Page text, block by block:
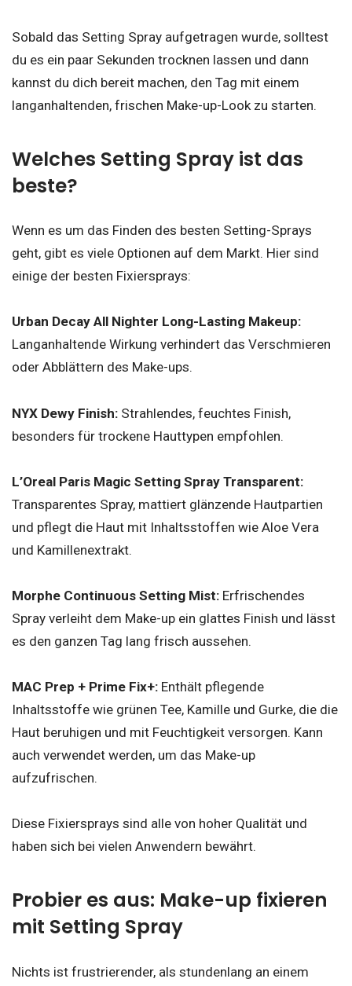
Sobald das Setting Spray aufgetragen wurde, solltest
du es ein paar Sekunden trocknen lassen und dann
kannst du dich bereit machen, den Tag mit einem
langanhaltenden, frischen Make-up-Look zu starten.
Welches Setting Spray ist das
beste?
Wenn es um das Finden des besten Setting-Sprays
geht, gibt es viele Optionen auf dem Markt. Hier sind
einige der besten Fixiersprays:
Urban Decay All Nighter Long-Lasting Makeup:
Langanhaltende Wirkung verhindert das Verschmieren
oder Abblättern des Make-ups.
NYX Dewy Finish: Strahlendes, feuchtes Finish,
besonders für trockene Hauttypen empfohlen.
L’Oreal Paris Magic Setting Spray Transparent:
Transparentes Spray, mattiert glänzende Hautpartien
und pflegt die Haut mit Inhaltsstoffen wie Aloe Vera
und Kamillenextrakt.
Morphe Continuous Setting Mist: Erfrischendes
Spray verleiht dem Make-up ein glattes Finish und lässt
es den ganzen Tag lang frisch aussehen.
MAC Prep + Prime Fix+: Enthält pflegende
Inhaltsstoffe wie grünen Tee, Kamille und Gurke, die die
Haut beruhigen und mit Feuchtigkeit versorgen. Kann
auch verwendet werden, um das Make-up
aufzufrischen.
Diese Fixiersprays sind alle von hoher Qualität und
haben sich bei vielen Anwendern bewährt.
Probier es aus: Make-up fixieren
mit Setting Spray
Nichts ist frustrierender, als stundenlang an einem